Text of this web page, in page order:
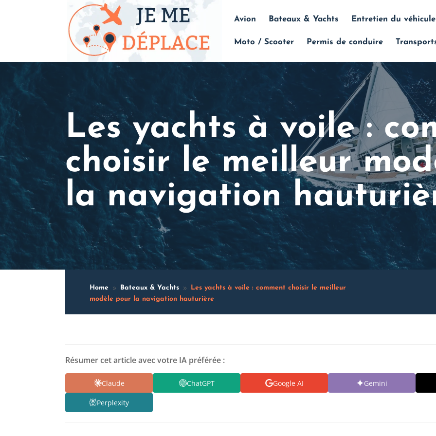
Avion Bateaux & Yachts Entretien du véhicule
Moto / Scooter Permis de conduire
Les yachts à voile :
choisir le meilleur
la navigation
Home 9 Bateaux & Yachts 9
Les yachts à voile : comment choisir le meilleur
modèle pour la navigation hauturière
Résumer cet article avec votre IA préférée :
Claude ChatGPT Google AI Gemini
Perplexity